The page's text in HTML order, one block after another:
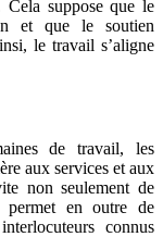
Cela suppose que le
et que le soutien
le travail s’aligne
de travail, les
aux services et aux
non seulement de
permet en outre de
connus